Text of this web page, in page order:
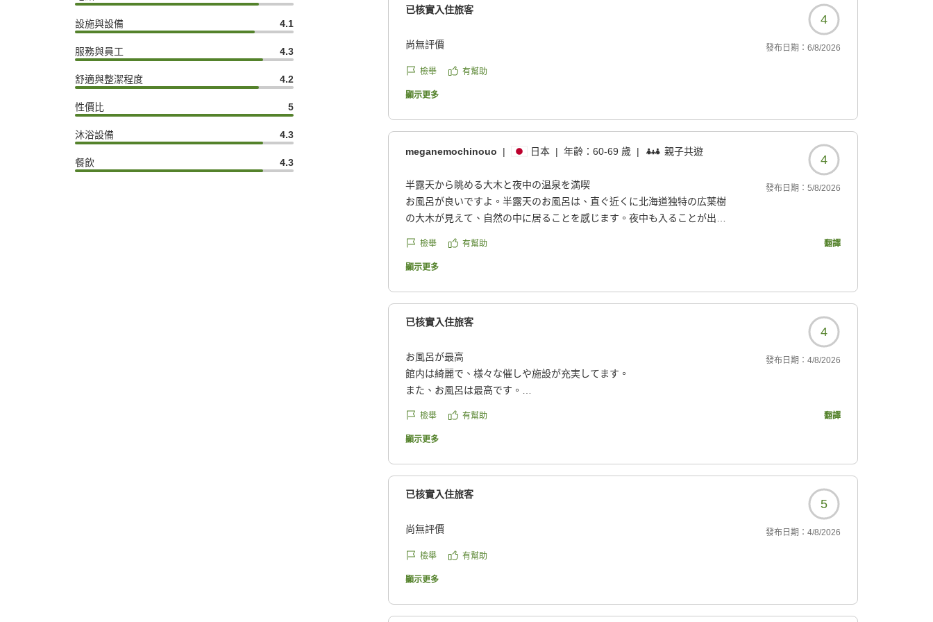
設施與設備 4.1
服務與員工 4.3
舒適與整潔程度 4.2
性價比 5
沐浴設備 4.3
餐飲 4.3
已核實入住旅客
4
尚無評價 發布日期： 6/8/2026
檢舉 有幫助
顯示更多
meganemochinouo | 日本 | 年齡：60-69 歲 | 親子共遊
4
半露天から眺める大木と夜中の温泉を満喫
お風呂が良いですよ。半露天のお風呂は、直ぐ近くに北海道独特の広葉樹
の大木が見えて、自然の中に居ることを感じます。夜中も入ることが出来
クチコミの詳細はこちらから
https://review.travel.rakuten.co.jp/hotel/voice/20092?
發布日期： 5/8/2026
檢舉 有幫助 翻譯
顯示更多
已核實入住旅客
4
お風呂が最高
館内は綺麗で、様々な催しや施設が充実してます。
また、お風呂は最高です。
クチコミの詳細はこちらから
https://review.travel.rakuten.co.jp/hotel/voice/20092?
發布日期： 4/8/2026
檢舉 有幫助 翻譯
顯示更多
已核實入住旅客
5
尚無評價 發布日期： 4/8/2026
檢舉 有幫助
顯示更多